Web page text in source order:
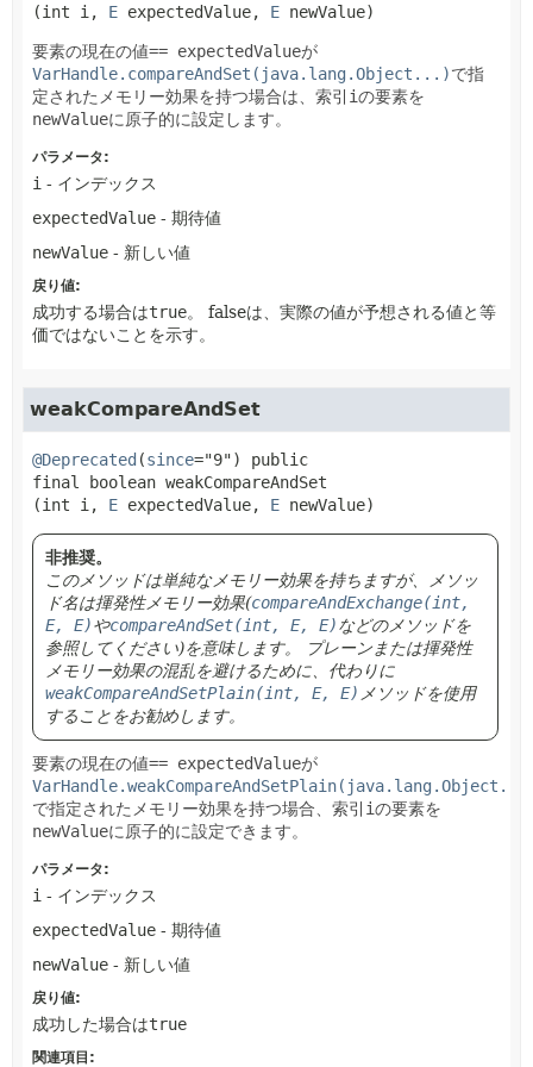
(int i, E expectedValue, E newValue)
要素の現在の値== expectedValueが
VarHandle.compareAndSet(java.lang.Object...)で指
定されたメモリー効果を持つ場合は、索引 iの要素を
newValueに原子的に設定します。
パラメータ:
i - インデックス
expectedValue - 期待値
newValue - 新しい値
戻り値:
成功する場合はtrue。
falseは、実際の値が予想される値と等
価ではないことを示す。
weakCompareAndSet
@Deprecated (since="9") public
final
boolean weakCompareAndSet
(int i, E expectedValue, E newValue)
非推奨。
このメソッドは単純なメモリー効果を持ちますが、メソッ
ド名は揮発性メモリー効果(compareAndExchange(int,
E, E)やcompareAndSet(int, E, E)などのメソッドを
参照してください)を意味します。
プレーンまたは揮発性
メモリー効果の混乱を避けるために、代わりに
weakCompareAndSetPlain(int, E, E) メソッドを使用
することをお勧めします。
要素の現在の値== expectedValueが
で指定されたメモリー効果を持つ場合、索引 iの要素を
newValueに原子的に設定できます。
パラメータ:
i - インデックス
expectedValue - 期待値
newValue - 新しい値
戻り値:
成功した場合はtrue
関連項目: